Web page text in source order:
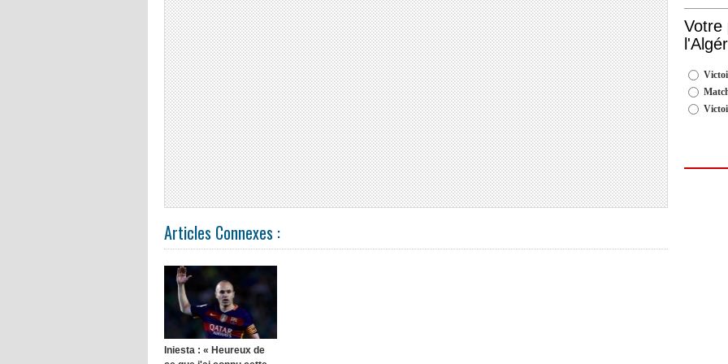
Articles Connexes :
Iniesta : « Heureux de
Votre